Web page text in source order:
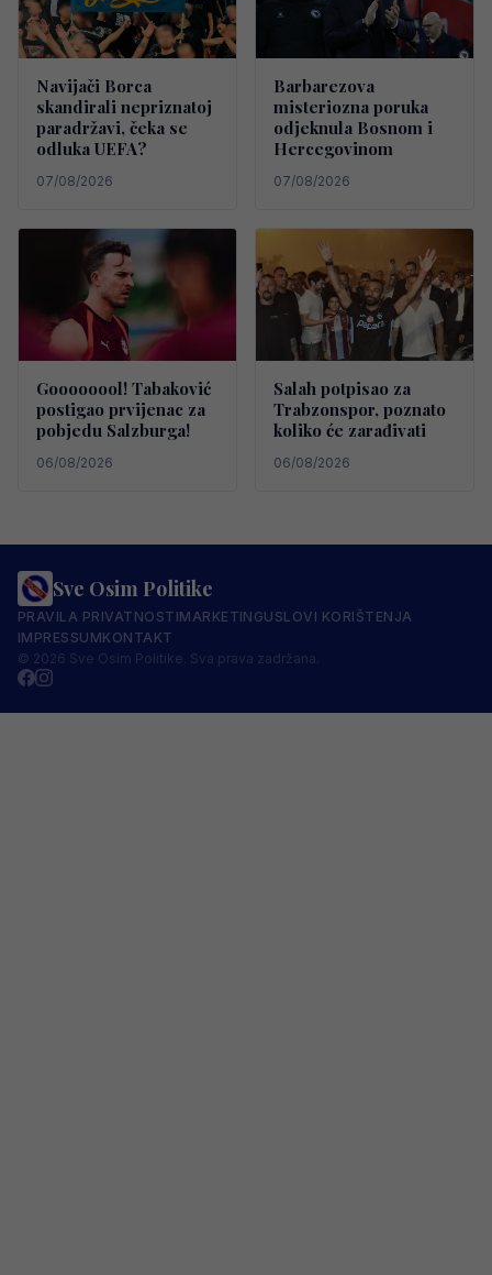
Navijači Borca
skandirali nepriznatoj
paradržavi, čeka se
odluka UEFA?
07/08/2026
Barbarezova
misteriozna poruka
odjeknula Bosnom i
Hercegovinom
07/08/2026
Goooooool! Tabaković
postigao prvijenac za
pobjedu Salzburga!
06/08/2026
Salah potpisao za
Trabzonspor, poznato
koliko će zarađivati
06/08/2026
Sve Osim Politike
PRAVILA PRIVATNOSTIMARKETINGUSLOVI KORIŠTENJA
IMPRESSUMKONTAKT
© 2026 Sve Osim Politike. Sva prava zadržana.